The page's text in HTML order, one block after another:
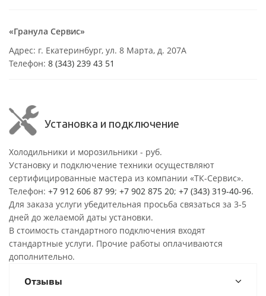
«Гранула Сервис»
Адрес: г. Екатеринбург, ул. 8 Марта, д. 207А
Телефон: 8 (343) 239 43 51
Установка и подключение
Холодильники и морозильники - руб.
Установку и подключение техники осуществляют
сертифицированные мастера из компании «ТК-Сервис».
Телефон: +7 912 606 87 99; +7 902 875 20; +7 (343) 319-40-96.
Для заказа услуги убедительная просьба связаться за 3-5
дней до желаемой даты установки.
В стоимость стандартного подключения входят
стандартные услуги. Прочие работы оплачиваются
дополнительно.
Отзывы